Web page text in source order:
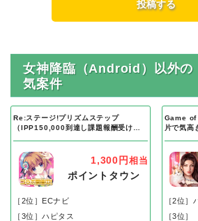
女神降臨（Android）以外の
気案件
Re:ステージ!プリズムステップ
（IPP150,000到達し課題報酬受け取
1,300円 相当
ポイントタウン
［2位］ECナビ
［3位］ハピタス
Game of
片で気高
［2位］
［3位］